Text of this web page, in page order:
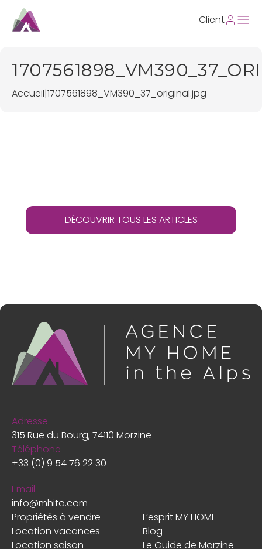
Client
Accueil|1707561898_VM390_37_original.jpg
DÉCOUVRIR TOUS LES ARTICLES
Propriétés à vendre
L’esprit MY HOME
Location vacances
Blog
Location saison
Le Guide de Morzine
Adresse
315 Rue du Bourg, 74110 Morzine
Téléphone
+33 (0) 9 54 76 22 30
Email
info@mhita.com